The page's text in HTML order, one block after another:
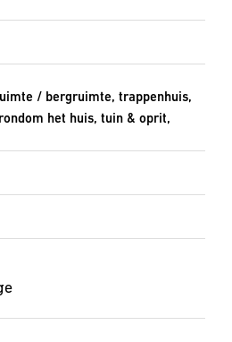
/ bergruimte, trappenhuis,
het huis, tuin & oprit,